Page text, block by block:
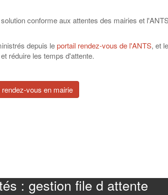
conforme aux attentes des mairies et
depuis leportail rendez-vous de l'ANTS, et
réduire les temps d'attente.
vous en mairie
: gestion file d attente